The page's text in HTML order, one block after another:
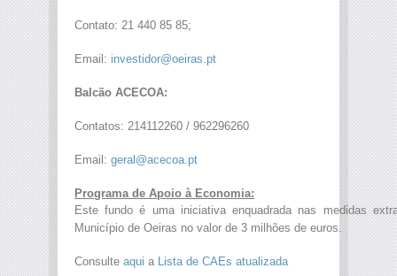
Contato: 21 440 85 85;
Email: investidor@oeiras.pt
Balcão ACECOA:
Contatos: 214112260 / 962296260
Email: geral@acecoa.pt
Programa de Apoio à Economia:
Este fundo é uma iniciativa enquadrada nas medidas
Município de Oeiras no valor de 3 milhões de euros.
Consulte aqui a Lista de CAEs atualizada